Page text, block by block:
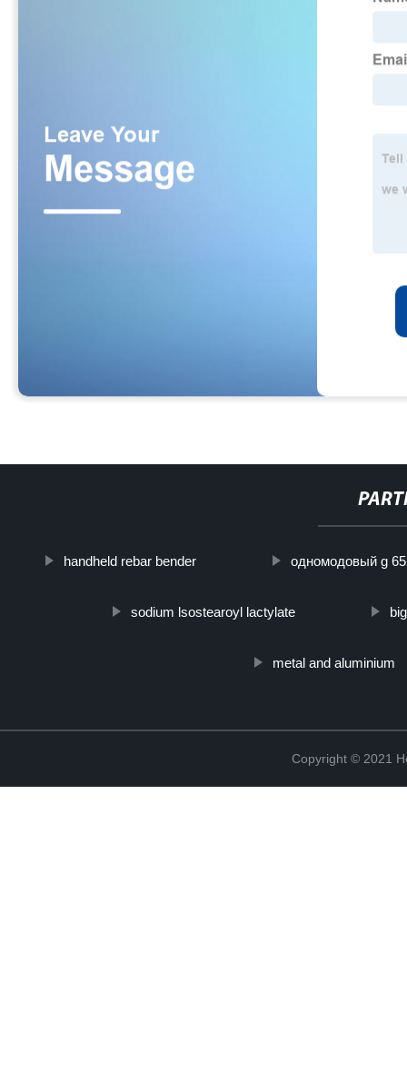
handheld rebar bender одномодовый g
sodium lsostearoyl lactylate
metal and aluminium
Copyright © 2021